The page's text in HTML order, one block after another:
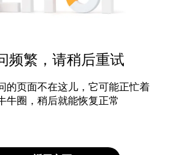
频繁，请稍后重试
的页面不在这儿，它可能正忙着
牛圈，稍后就能恢复正常